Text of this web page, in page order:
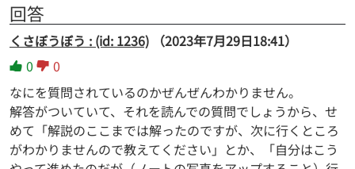
回答
くさぼうぼう : (id: 1236)
（2023年7月29日18:41）
0
0
なにを質問されているのかぜんぜんわかりません。
解答がついていて、それを読んでの質問でしょうから、せ
めて「解説のここまでは解ったのですが、次に行くところ
がわかりませんので教えてください」とか、「自分はこう